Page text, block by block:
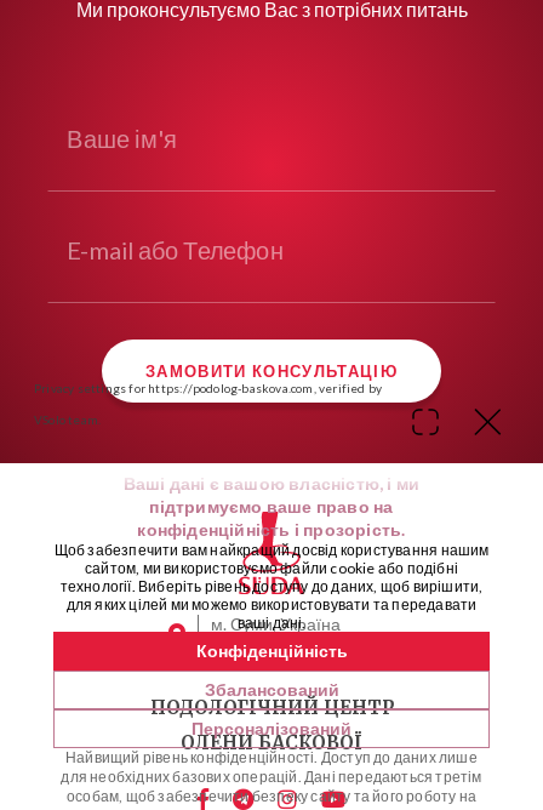
Ми проконсультуємо Вас з потрібних питань
Ваше ім'я
E-mail або Телефон
ЗАМОВИТИ КОНСУЛЬТАЦІЮ
м. Суми, Україна
вул. вул. Харківська 3
ПОДОЛОГІЧНИЙ ЦЕНТР
ОЛЕНИ БАСКОВОЇ
Privacy settings for https://podolog-baskova.com, verified by
VSolo team.
Ваші дані є вашою власністю, і ми
підтримуємо ваше право на
конфіденційність і прозорість.
Щоб забезпечити вам найкращий досвід користування нашим
сайтом, ми використовуємо файли cookie або подібні
технології. Виберіть рівень доступу до даних, щоб вирішити,
для яких цілей ми можемо використовувати та передавати
ваші дані.
Конфіденційність
Збалансований
Персоналізований
Найвищий рівень конфіденційності. Доступ до даних лише
для необхідних базових операцій. Дані передаються третім
особам, щоб забезпечити безпеку сайту та його роботу на